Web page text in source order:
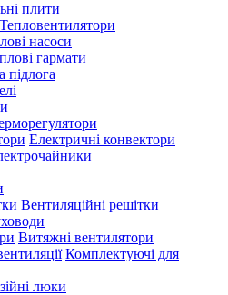
плити
Тепловентилятори
насоси
гармати
підлога
Електричні конвектори
Вентиляційні решітки
Витяжні вентилятори
Комплектуючі для
люки